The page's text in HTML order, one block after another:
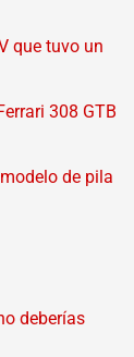
que tuvo un
308 GTB
de pila
deberías